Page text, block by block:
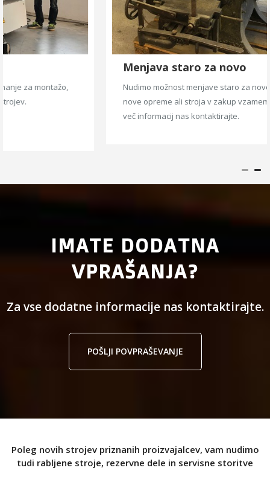
Menjava staro za novo
Nudimo možnost menjave staro za novo, pri kateri ob nakupu
nove opreme ali stroja v zakup vzamemo vaš stari stroj. Za
več informacij nas kontaktirajte.
IMATE DODATNA
VPRAŠANJA?
Za vse dodatne informacije nas kontaktirajte.
POŠLJI POVPRAŠEVANJE
Poleg novih strojev priznanih proizvajalcev, vam nudimo
tudi rabljene stroje, rezervne dele in servisne storitve